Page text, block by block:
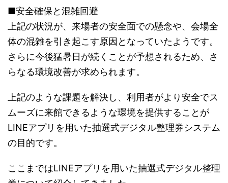
■安全確保と混雑回避
上記の状況が、来場者の安全面での懸念や、会場全
体の混雑を引き起こす原因となっていたようです。
さらに今後猛暑日が続くことが予想されるため、さ
らなる環境改善が求められます。
上記のような課題を解決し、利用者がより安全でス
ムーズに来館できるような環境を提供することが
LINEアプリを用いた抽選式デジタル整理券システム
の目的です。
ここまではLINEアプリを用いた抽選式デジタル整理